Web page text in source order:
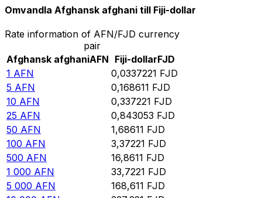
Omvandla Afghansk afghani till Fiji-dollar
Rate information of AFN/FJD currency
pair
Afghansk afghaniAFN Fiji-dollarFJD
1 AFN 0,0337221 FJD
5 AFN 0,168611 FJD
10 AFN 0,337221 FJD
25 AFN 0,843053 FJD
50 AFN 1,68611 FJD
100 AFN 3,37221 FJD
500 AFN 16,8611 FJD
1 000 AFN 33,7221 FJD
5 000 AFN 168,611 FJD